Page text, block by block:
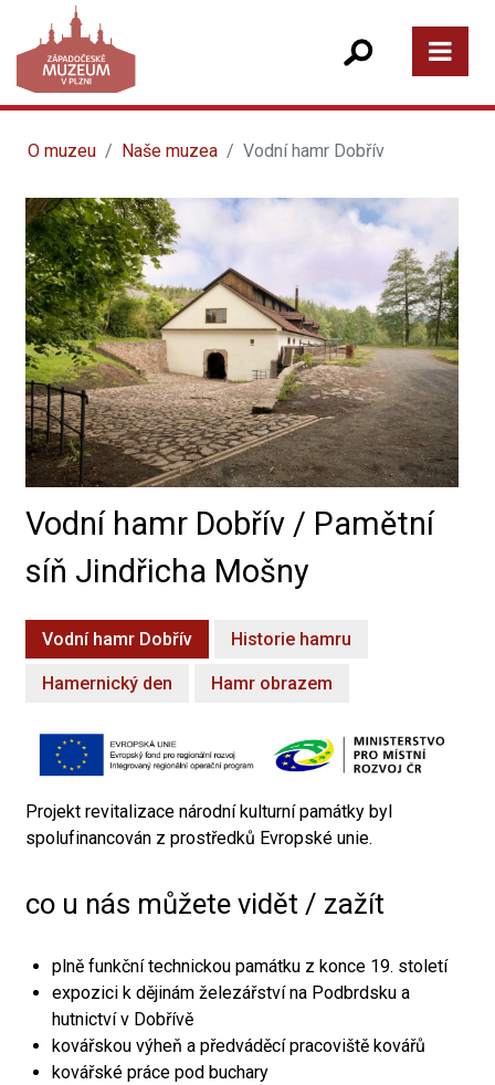
O muzeu Naše muzea Vodní hamr Dobřív
Vodní hamr Dobřív / Pamětní
síň Jindřicha Mošny
Vodní hamr Dobřív Historie hamru
Hamernický den Hamr obrazem
Projekt revitalizace národní kulturní památky byl
spolufinancován z prostředků Evropské unie.
co u nás můžete vidět / zažít
plně funkční technickou památku z konce 19. století
expozici k dějinám železářství na Podbrdsku a
hutnictví v Dobřívě
kovářskou výheň a předváděcí pracoviště kovářů
kovářské práce pod buchary